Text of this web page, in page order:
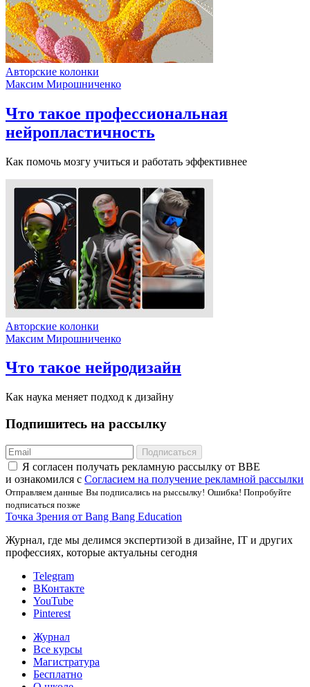
Авторские колонки
Максим Мирошниченко
Что такое профессиональная
нейропластичность
Как помочь мозгу учиться и работать эффективнее
Авторские колонки
Максим Мирошниченко
Что такое нейродизайн
Как наука меняет подход к дизайну
Подпишитесь на рассылку
Подписаться
Я соглаcен получать рекламную рассылку от BBE
и ознакомился с Согласием на получение рекламной рассылки
Отправляем данные Вы подписались на рыссылку! Ошибка! Попробуйте
подписаться позже
Точка Зрения от Bang Bang Education
Журнал, где мы делимся экспертизой в дизайне, IT и других
профессиях, которые актуальны сегодня
Telegram
ВКонтакте
YouTube
Pinterest
Журнал
Все курсы
Магистратура
Бесплатно